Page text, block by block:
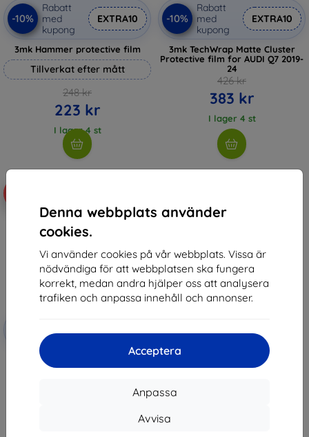
Denna webbplats använder
cookies.
Vi använder cookies på vår webbplats. Vissa är
nödvändiga för att webbplatsen ska fungera
korrekt, medan andra hjälper oss att analysera
trafiken och anpassa innehåll och annonser.
Acceptera
Anpassa
Avvisa
-10%
Rabatt
med
kupong
EXTRA10
3mk Hammer protective film
Tillverkat efter mått
248 kr
223 kr
I lager 4 st
-10%
Rabatt
med
kupong
EXTRA10
3mk TechWrap Matte Cluster
Protective film for AUDI Q7 2019-
24
426 kr
383 kr
I lager 4 st
kupong
3mk TechWrap Matte Center
Display Protective film for AUDI